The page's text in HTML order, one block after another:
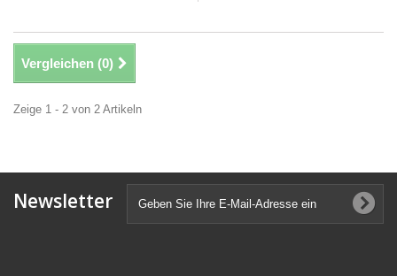
Vergleichen (0)
Zeige 1 - 2 von 2 Artikeln
Newsletter